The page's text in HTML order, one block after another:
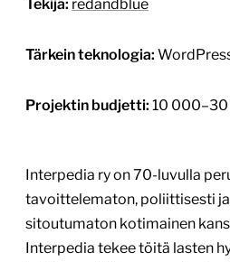
Tekijä: redandblue
Tärkein teknologia:
Projektin budjetti: 10
Interpedia ry on 70-luvulla
tavoittelematon, poliittisesti
sitoutumaton kotimainen
Interpedia tekee töitä lasten